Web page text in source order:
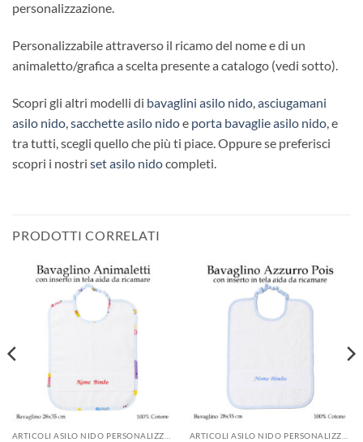
personalizzazione.
Personalizzabile attraverso il ricamo del nome e di un
animaletto/grafica a scelta presente a catalogo (vedi sotto).
Scopri gli altri modelli di bavaglini asilo nido asciugamani
asilo nido sacchette asilo nidoe porta bavaglie asilo nido , e
tra tutti, scegli quello che più ti piace. Oppure se preferisci
scopri i nostri set asilo nidocompleti.
PRODOTTI CORRELATI
ARTICOLI ASILO NIDO PERSONALIZZATI ARTICOLI ASILO NIDO PERSONALIZZATI